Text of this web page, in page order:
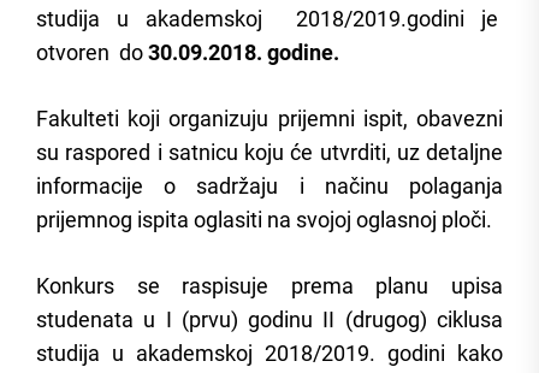
studija u akademskoj 2018/2019.godini je
otvoren do30.09.2018. godine.
Fakulteti koji organizuju prijemni ispit, obavezni
su raspored i satnicu koju će utvrditi, uz detaljne
informacije o sadržaju i načinu polaganja
prijemnog ispita oglasiti na svojoj oglasnoj ploči.
Konkurs se raspisuje prema planu upisa
studenata u I (prvu) godinu II (drugog) ciklusa
studija u akademskoj 2018/2019. godini kako